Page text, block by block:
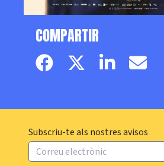
COMPARTIR
Facebook pageTwitter page
LinkedinEmail
Subscriu-te als nostres avisos